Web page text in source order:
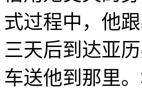
式过程中，他
三天后到达亚
车送他到那里